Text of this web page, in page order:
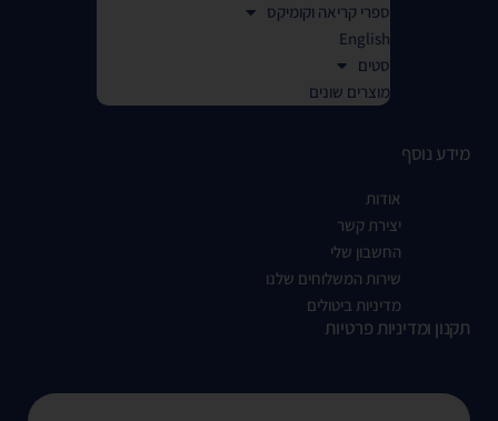
ספרי קריאה וקומיקס
English
סטים
מוצרים שונים
מידע נוסף
אודות
יצירת קשר
החשבון שלי
שירות המשלוחים שלנו
מדיניות ביטולים
תקנון ומדיניות פרטיות